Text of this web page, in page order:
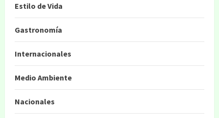
Estilo de Vida
Gastronomía
Internacionales
Medio Ambiente
Nacionales